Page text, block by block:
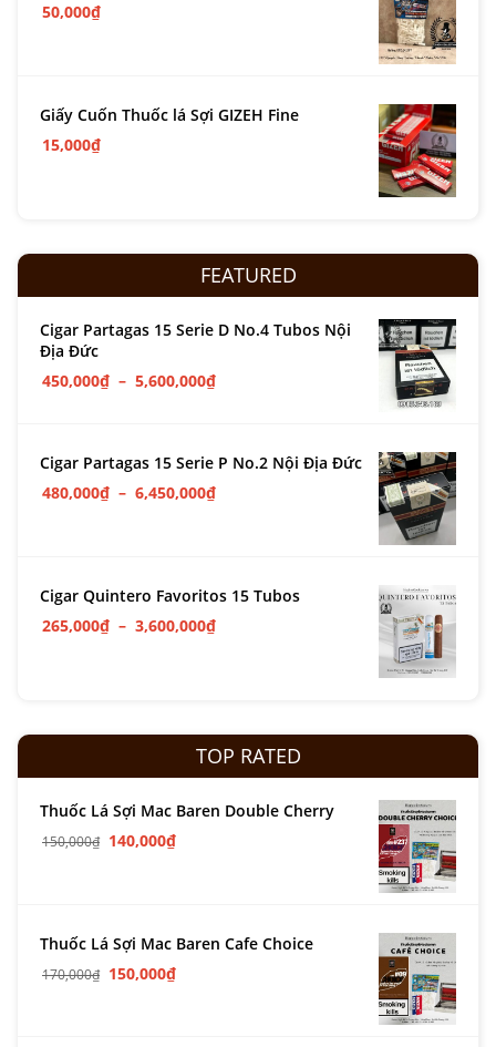
50,000₫
Giấy Cuốn Thuốc lá Sợi GIZEH Fine
15,000₫
FEATURED
Cigar Partagas 15 Serie D No.4 Tubos Nội
Địa Đức
450,000₫ – 5,600,000₫
Cigar Partagas 15 Serie P No.2 Nội Địa Đức
480,000₫ – 6,450,000₫
Cigar Quintero Favoritos 15 Tubos
265,000₫ – 3,600,000₫
TOP RATED
Thuốc Lá Sợi Mac Baren Double Cherry
150,000₫ 140,000₫
Thuốc Lá Sợi Mac Baren Cafe Choice
170,000₫ 150,000₫